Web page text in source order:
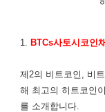
1. BTCs사토시코인
제2의 비트코인, 비
해 최고의 히트코인
를 소개합니다.